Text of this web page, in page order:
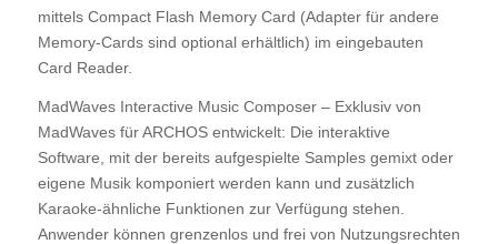
mittels Compact Flash Memory Card (Adapter für andere
Memory-Cards sind optional erhältlich) im eingebauten
Card Reader.
MadWaves Interactive Music Composer – Exklusiv von
MadWaves für ARCHOS entwickelt: Die interaktive
Software, mit der bereits aufgespielte Samples gemixt oder
eigene Musik komponiert werden kann und zusätzlich
Karaoke-ähnliche Funktionen zur Verfügung stehen.
Anwender können grenzenlos und frei von Nutzungsrechten